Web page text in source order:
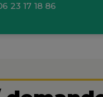
23 17 18 86